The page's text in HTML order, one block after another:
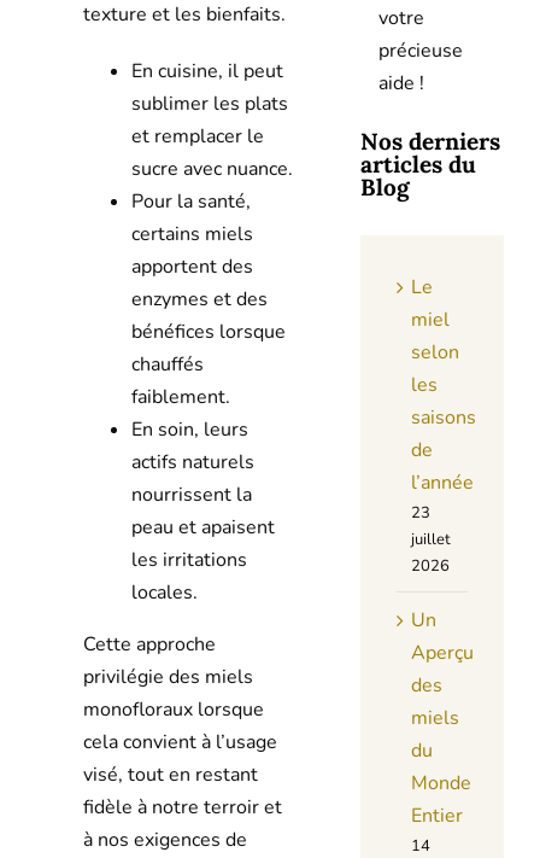
texture et les bienfaits.
En cuisine, il peut
sublimer les plats
et remplacer le
sucre avec nuance.
Pour la santé,
certains miels
apportent des
enzymes et des
bénéfices lorsque
chauffés
faiblement.
En soin, leurs
actifs naturels
nourrissent la
peau et apaisent
les irritations
locales.
Cette approche
privilégie des miels
monofloraux lorsque
cela convient à l’usage
visé, tout en restant
fidèle à notre terroir et
à nos exigences de
votre
précieuse
aide !
Nos derniers
articles du
Blog
Le
miel
selon
les
saisons
de
l’année
23
juillet
2026
Un
Aperçu
des
miels
du
Monde
Entier
14